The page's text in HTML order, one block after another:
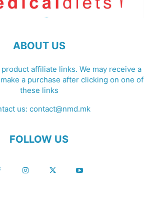
ABOUT US
affiliate links. We may receive a
a purchase after clicking on one of
these links
us: contact@nmd.mk
FOLLOW US